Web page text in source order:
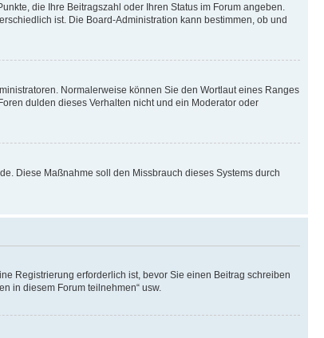
die Ihre Beitragszahl oder Ihren Status im Forum angeben.
ist. Die Board-Administration kann bestimmen, ob und
Normalerweise können Sie den Wortlaut eines Ranges
dulden dieses Verhalten nicht und ein Moderator oder
Diese Maßnahme soll den Missbrauch dieses Systems durch
Registrierung erforderlich ist, bevor Sie einen Beitrag schreiben
in diesem Forum teilnehmen“ usw.